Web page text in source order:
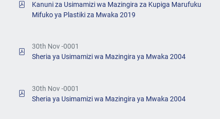
Kanuni za Usimamizi wa Mazingira za Kupiga Marufuku
Mifuko ya Plastiki za Mwaka 2019
30th Nov -0001
Sheria ya Usimamizi wa Mazingira ya Mwaka 2004
30th Nov -0001
Sheria ya Usimamizi wa Mazingira ya Mwaka 2004